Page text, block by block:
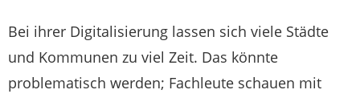
Bei ihrer Digitalisierung lassen sich viele Städte
und Kommunen zu viel Zeit. Das könnte
problematisch werden; Fachleute schauen mit